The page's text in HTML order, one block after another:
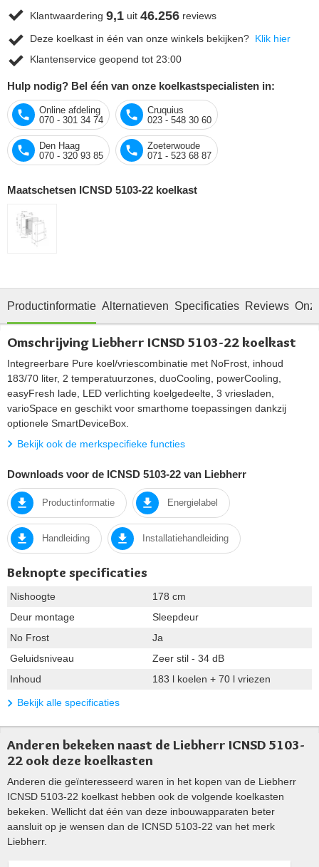
Klantwaardering 9,1 uit 46.256 reviews
Deze koelkast in één van onze winkels bekijken? Klik hier
Klantenservice geopend tot 23:00
Hulp nodig? Bel één van onze koelkastspecialisten in:
Online afdeling
070 - 301 34 74
Cruquius
023 - 548 30 60
Den Haag
070 - 320 93 85
Zoeterwoude
071 - 523 68 87
Maatschetsen ICNSD 5103-22 koelkast
Productinformatie Alternatieven Specificaties Reviews
Omschrijving Liebherr ICNSD 5103-22 koelkast
Integreerbare Pure koel/vriescombinatie met NoFrost, inhoud
183/70 liter, 2 temperatuurzones, duoCooling, powerCooling,
easyFresh lade, LED verlichting koelgedeelte, 3 vriesladen,
varioSpace en geschikt voor smarthome toepassingen dankzij
optionele SmartDeviceBox.
Bekijk ook de merkspecifieke functies
Downloads voor de ICNSD 5103-22 van Liebherr
Productinformatie Energielabel
Handleiding Installatiehandleiding
Beknopte specificaties
Nishoogte
178 cm
Deur montage
Sleepdeur
No Frost
Ja
Geluidsniveau
Zeer stil - 34 dB
Inhoud
183 l koelen + 70 l vriezen
Bekijk alle specificaties
Anderen bekeken naast de Liebherr ICNSD 5103-
22 ook deze koelkasten
Anderen die geïnteresseerd waren in het kopen van de Liebherr
ICNSD 5103-22 koelkast hebben ook de volgende koelkasten
bekeken. Wellicht dat één van deze inbouwapparaten beter
aansluit op je wensen dan de ICNSD 5103-22 van het merk
Liebherr.